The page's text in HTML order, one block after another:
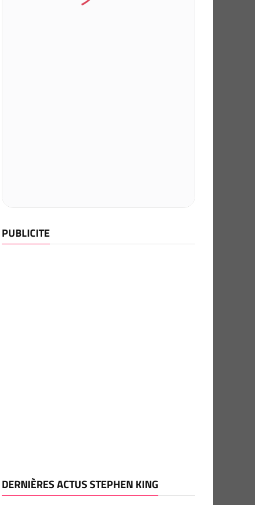
PUBLICITE
DERNIÈRES ACTUS STEPHEN KING